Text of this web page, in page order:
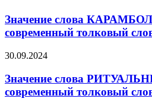
Значение слова
современный толковый
30.09.2024
Значение слова
современный толковый